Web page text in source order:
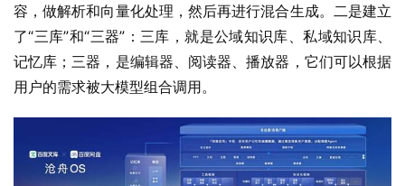
容，做解析和向量化处理，然后再进行混合生成。二是建立
了“三库”和“三器”：三库，就是公域知识库、私域知识库、
记忆库；三器，是编辑器、阅读器、播放器，它们可以根据
用户的需求被大模型组合调用。